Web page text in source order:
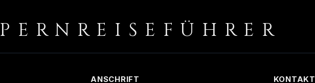
PERNREISEFÜHRER
ANSCHRIFT KONTAKT